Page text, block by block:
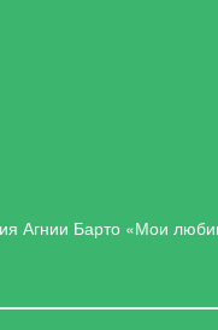
Агнии Барто «Мои